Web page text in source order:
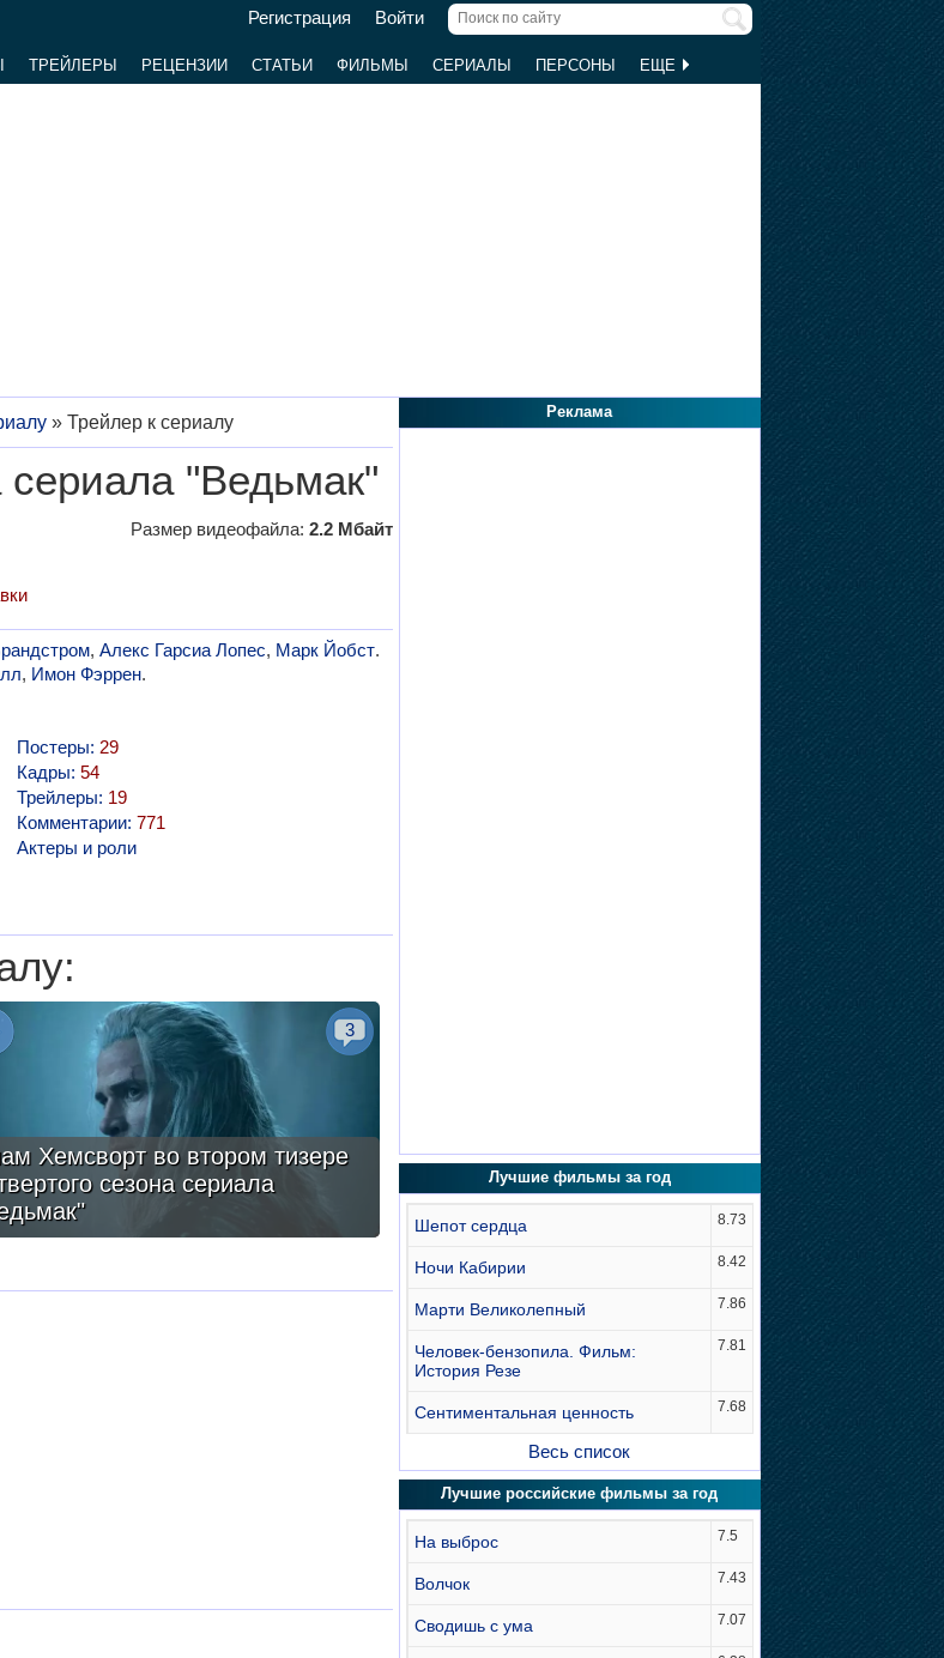
Регистрация Войти
ТРЕЙЛЕРЫ РЕЦЕНЗИИ СТАТЬИ ФИЛЬМЫ СЕРИАЛЫ ПЕРСОНЫ ЕЩЕ
» Трейлер к сериалу
сериала "Ведьмак"
Размер видеофайла: 2.2 Мбайт
, Алекс Гарсиа Лопес, Марк Йобст.
, Имон Фэррен.
Постеры: 29
Кадры: 54
Трейлеры: 19
Комментарии: 771
Актеры и роли
Хемсворт во втором тизере
сезона сериала
3
Реклама
Лучшие фильмы за год
Шепот сердца 8.73
Ночи Кабирии 8.42
Марти Великолепный 7.86
Человек-бензопила. Фильм:
История Резе
7.81
Сентиментальная ценность 7.68
Весь список
Лучшие российские фильмы за год
На выброс 7.5
Волчок 7.43
Сводишь с ума 7.07